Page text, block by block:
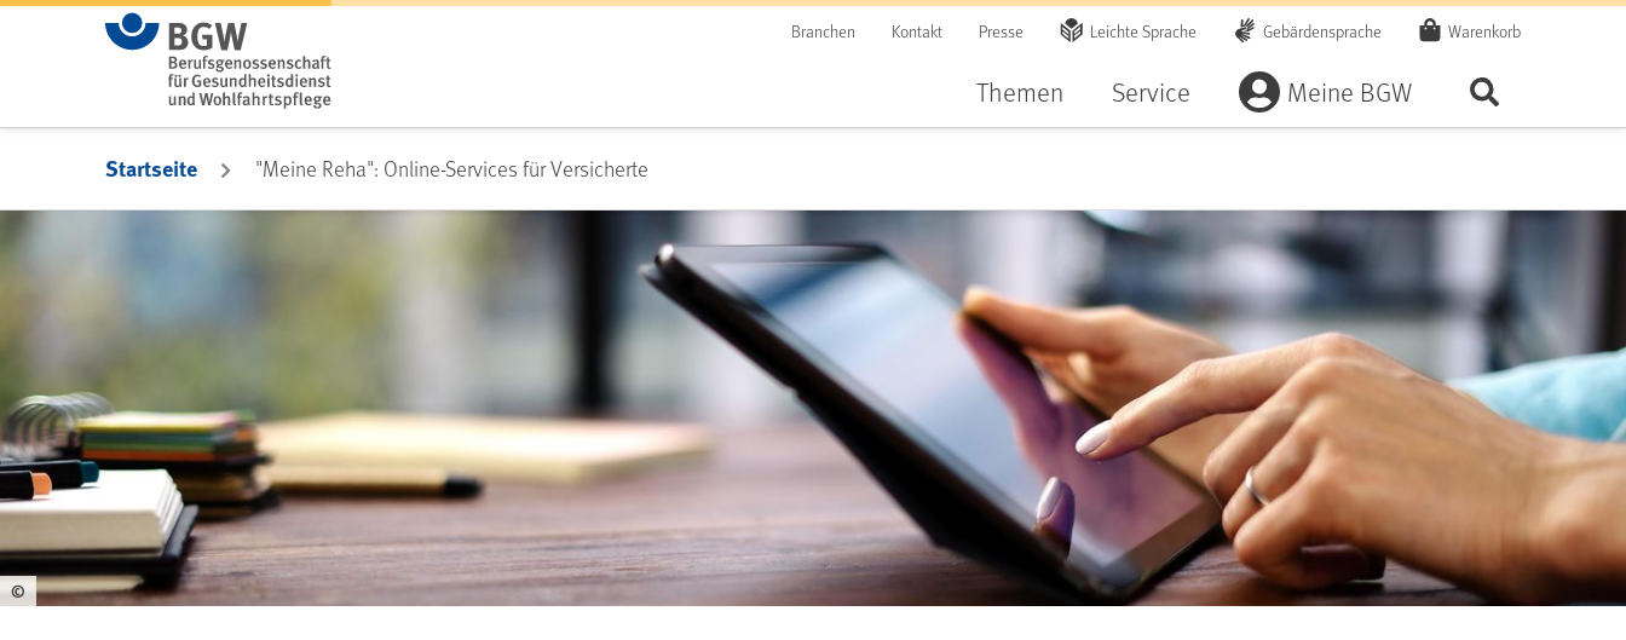
Zum Hauptinhalt springen Branchen Kontakt Presse Leichte Sprache Gebärdensprache Warenkorb
Themen Service Meine BGW
Startseite "Meine Reha": Online-Services für Versicherte
©